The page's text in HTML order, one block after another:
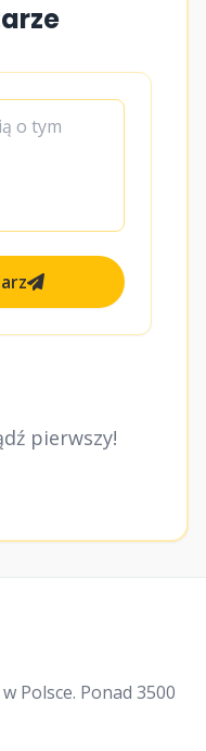
pierwszy!
Polsce. Ponad 3500